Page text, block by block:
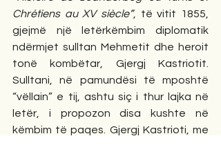
Chrétiens au XV siècle”, të vitit 1855,
gjejmë një letërkëmbim diplomatik
ndërmjet sulltan Mehmetit dhe heroit
tonë kombëtar, Gjergj Kastriotit.
Sulltani, në pamundësi të mposhtë
“vëllain” e tij, ashtu siç i thur lajka në
letër, i propozon disa kushte në
këmbim të paqes. Gjergj Kastrioti, me